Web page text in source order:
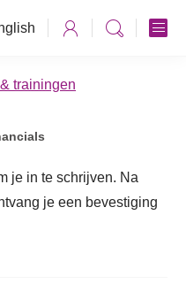
trainingen
je in te schrijven. Na
je een bevestiging